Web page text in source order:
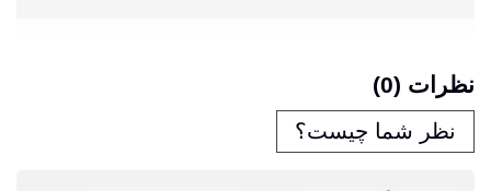
نظرات (0)
نظر شما چیست؟